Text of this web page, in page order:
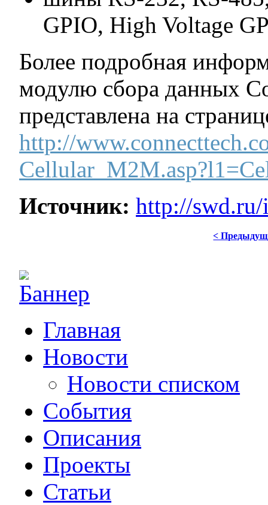
GPIO, High Voltage
Более подробная
модулю сбора данных
представлена на
http://
Источник:http://
<
Главная
Новости
Новости списком
События
Описания
Проекты
Статьи